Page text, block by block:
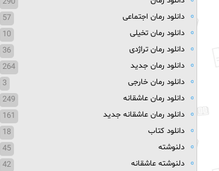
دانلود رمان اجتماعی
57
دانلود رمان تخیلی
10
دانلود رمان تراژدی
36
دانلود رمان جدید
264
دانلود رمان خارجی
3
دانلود رمان عاشقانه
249
دانلود رمان عاشقانه جدید
161
دانلود کتاب
18
دلنوشته
45
دلنوشته عاشقانه
42